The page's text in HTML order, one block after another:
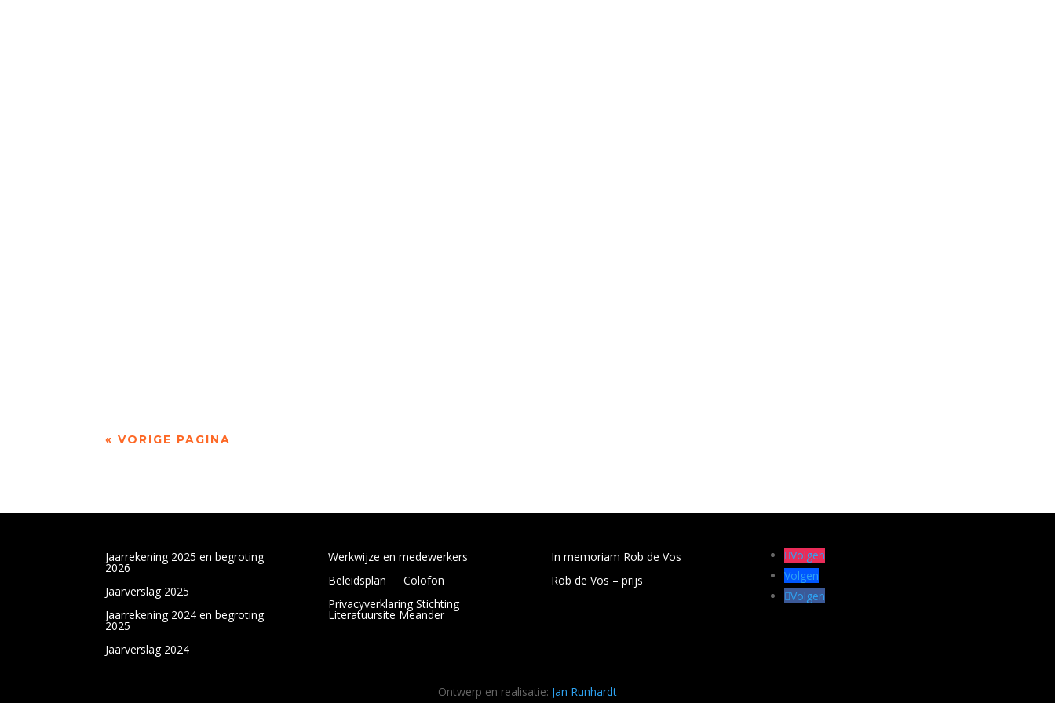
« VORIGE PAGINA
Jaarrekening 2025 en begroting
2026
Jaarverslag 2025
Jaarrekening 2024 en begroting
2025
Jaarverslag 2024
Werkwijze en medewerkers
Beleidsplan
Colofon
Privacyverklaring Stichting
Literatuursite Meander
In memoriam Rob de Vos
Rob de Vos – prijs
Volgen
Volgen
Volgen
Ontwerp en realisatie: Jan Runhardt